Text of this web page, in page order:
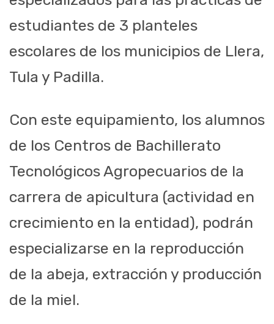
estudiantes de 3 planteles
escolares de los municipios de Llera,
Tula y Padilla.
Con este equipamiento, los alumnos
de los Centros de Bachillerato
Tecnológicos Agropecuarios de la
carrera de apicultura (actividad en
crecimiento en la entidad), podrán
especializarse en la reproducción
de la abeja, extracción y producción
de la miel.